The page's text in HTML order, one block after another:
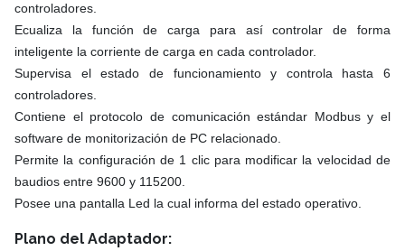
controladores.
Ecualiza la función de carga para así controlar de forma
inteligente la corriente de carga en cada controlador.
Supervisa el estado de funcionamiento y controla hasta 6
controladores.
Contiene el protocolo de comunicación estándar Modbus y el
software de monitorización de PC relacionado.
Permite la configuración de 1 clic para modificar la velocidad de
baudios entre 9600 y 115200.
Posee una pantalla Led la cual informa del estado operativo.
Plano del Adaptador: